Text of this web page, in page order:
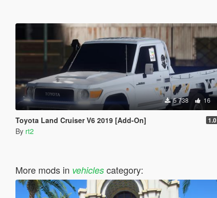
5 738 16
Toyota Land Cruiser V6 2019 [Add-On] 1.0
By rt2
More mods in vehiclescategory: